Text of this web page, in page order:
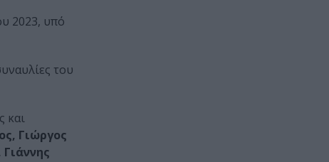
2023, υπό
του
και
Γιώργος